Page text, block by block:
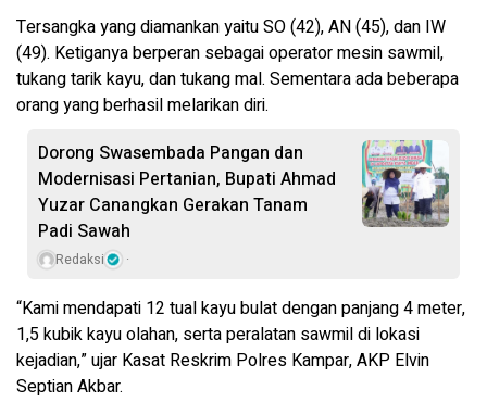
Tersangka yang diamankan yaitu SO (42), AN (45), dan IW
(49). Ketiganya berperan sebagai operator mesin sawmil,
tukang tarik kayu, dan tukang mal. Sementara ada beberapa
orang yang berhasil melarikan diri.
Dorong Swasembada Pangan dan
Modernisasi Pertanian, Bupati Ahmad
Yuzar Canangkan Gerakan Tanam
Padi Sawah
Redaksi
“Kami mendapati 12 tual kayu bulat dengan panjang 4 meter,
1,5 kubik kayu olahan, serta peralatan sawmil di lokasi
kejadian,” ujar Kasat Reskrim Polres Kampar, AKP Elvin
Septian Akbar.